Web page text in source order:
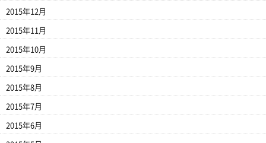
2015年12月
2015年11月
2015年10月
2015年9月
2015年8月
2015年7月
2015年6月